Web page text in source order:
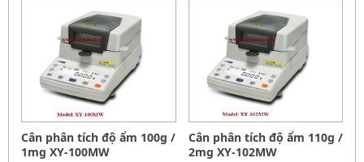
Cân phân tích độ ẩm 100g /
1mg XY-100MW
Cân phân tích độ ẩm 110g /
2mg XY-102MW